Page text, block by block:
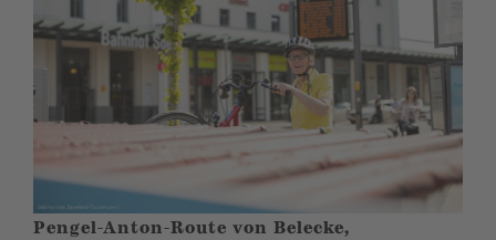
Pengel-Anton-Route von Belecke,